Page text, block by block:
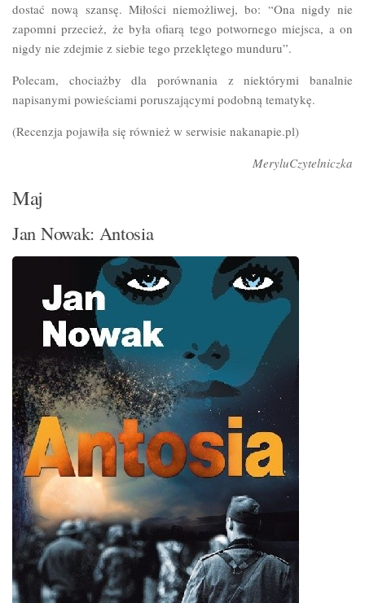
dostać nową szansę. Miłości niemożliwej, bo: “Ona nigdy nie
zapomni przecież, że była ofiarą tego potwornego miejsca, a on
nigdy nie zdejmie z siebie tego przeklętego munduru”.
Polecam, chociażby dla porównania z niektórymi banalnie
napisanymi powieściami poruszającymi podobną tematykę.
(Recenzja pojawiła się również w serwisie nakanapie.pl)
MeryluCzytelniczka
Maj
Jan Nowak: Antosia